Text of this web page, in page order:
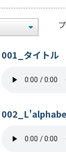
001_タイトル